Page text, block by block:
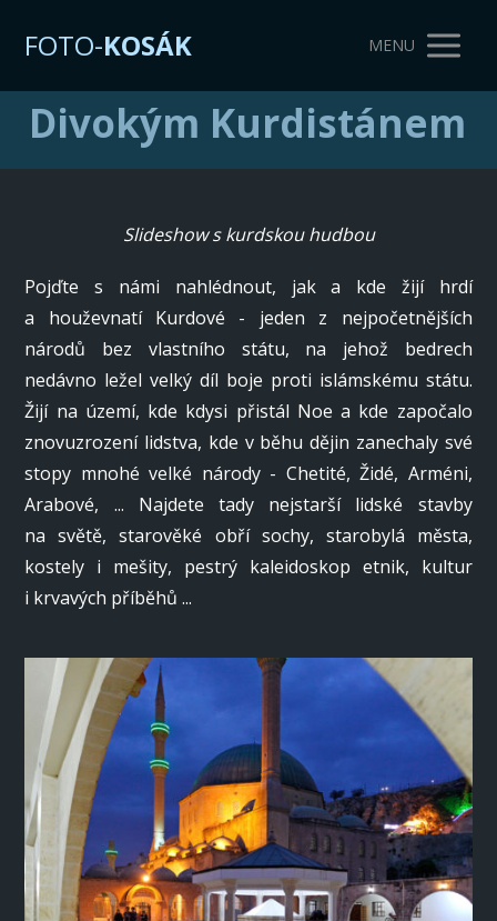
FOTO-KOSÁK MENU
Divokým Kurdistánem
Slideshow s kurdskou hudbou
Pojďte s námi nahlédnout, jak a kde žijí hrdí
a houževnatí Kurdové - jeden z nejpočetnějších
národů bez vlastního státu, na jehož bedrech
nedávno ležel velký díl boje proti islámskému státu.
Žijí na území, kde kdysi přistál Noe a kde započalo
znovuzrození lidstva, kde v běhu dějin zanechaly své
stopy mnohé velké národy - Chetité, Židé, Arméni,
Arabové, ... Najdete tady nejstarší lidské stavby
na světě, starověké obří sochy, starobylá města,
kostely i mešity, pestrý kaleidoskop etnik, kultur
i krvavých příběhů ...